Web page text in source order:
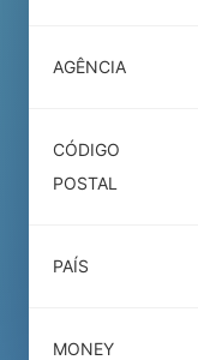
AGÊNCIA
CÓDIGO
POSTAL
PAÍS
MONEY